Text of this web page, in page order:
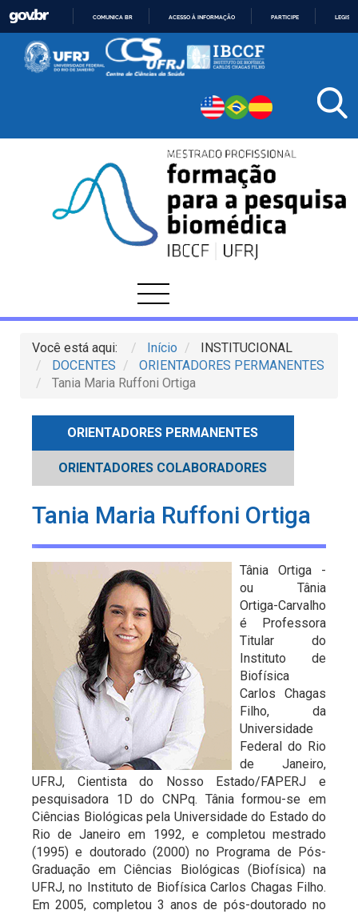
PARA
O
CONTEÚDO
COMUNICA BR ACESSO À INFORMAÇÃO PARTICIPE
Você está aqui: Início
INSTITUCIONAL
DOCENTES
ORIENTADORES PERMANENTES
Tania Maria Ruffoni Ortiga
ORIENTADORES PERMANENTES
ORIENTADORES COLABORADORES
Tania Maria Ruffoni Ortiga
Tânia Ortiga -
ou Tânia
Ortiga-Carvalho
é Professora
Titular do
Instituto de
Biofísica
Carlos Chagas
Filho, da
Universidade
Federal do Rio
de Janeiro,
UFRJ, Cientista do Nosso Estado/FAPERJ e
pesquisadora 1D do CNPq. Tânia formou-se em
Ciências Biológicas pela Universidade do Estado do
Rio de Janeiro em 1992, e completou mestrado
(1995) e doutorado (2000) no Programa de Pós-
Graduação em Ciências Biológicas (Biofísica) na
UFRJ, no Instituto de Biofísica Carlos Chagas Filho.
Em 2005, completou 3 anos de pós-doutorado no